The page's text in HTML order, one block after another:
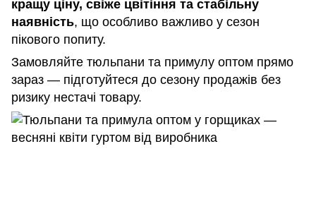
кращу ціну, свіже цвітіння та стабільну
наявність, що особливо важливо у сезон
пікового попиту.
Замовляйте тюльпани та примулу оптом прямо
зараз — підготуйтеся до сезону продажів без
ризику нестачі товару.